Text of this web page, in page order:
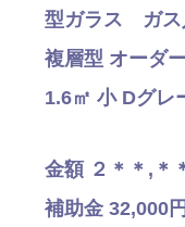
型ガラス ガス
複層型 オーダ
1.6㎡ 小 Dグレ
金額 ２＊＊,＊
補助金 32,000円